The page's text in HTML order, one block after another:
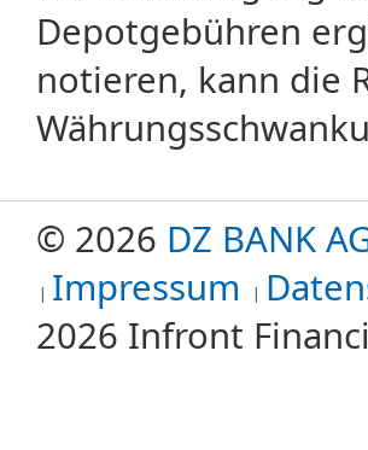
Depotgebühren
notieren, kann die
© 2026 DZ BANK
Impressum
2026 Infront